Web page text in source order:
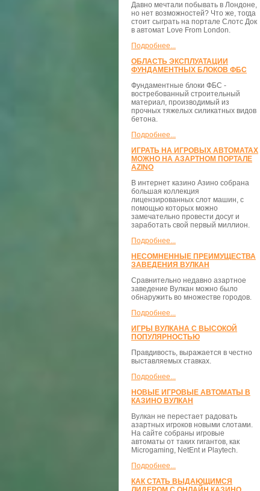
Давно мечтали побывать в Лондоне,
но нет возможностей? Что же, тогда
стоит сыграть на портале Слотс Док
в автомат Love From London.
Подробнее...
ОБЛАСТЬ ЭКСПЛУАТАЦИИ
ФУНДАМЕНТНЫХ БЛОКОВ ФБС
Фундаментные блоки ФБС -
востребованный строительный
материал, производимый из
прочных тяжелых силикатных видов
бетона.
Подробнее...
ИГРАТЬ НА ИГРОВЫХ АВТОМАТАХ
МОЖНО НА АЗАРТНОМ ПОРТАЛЕ
AZINO
В интернет казино Азино собрана
большая коллекция
лицензированных слот машин, с
помощью которых можно
замечательно провести досуг и
заработать свой первый миллион.
Подробнее...
НЕСОМНЕННЫЕ ПРЕИМУЩЕСТВА
ЗАВЕДЕНИЯ ВУЛКАН
Сравнительно недавно азартное
заведение Вулкан можно было
обнаружить во множестве городов.
Подробнее...
ИГРЫ ВУЛКАНА С ВЫСОКОЙ
ПОПУЛЯРНОСТЬЮ
Правдивость, выражается в честно
выставляемых ставках.
Подробнее...
НОВЫЕ ИГРОВЫЕ АВТОМАТЫ В
КАЗИНО ВУЛКАН
Вулкан не перестает радовать
азартных игроков новыми слотами.
На сайте собраны игровые
автоматы от таких гигантов, как
Microgaming, NetEnt и Playtech.
Подробнее...
КАК СТАТЬ ВЫДАЮЩИМСЯ